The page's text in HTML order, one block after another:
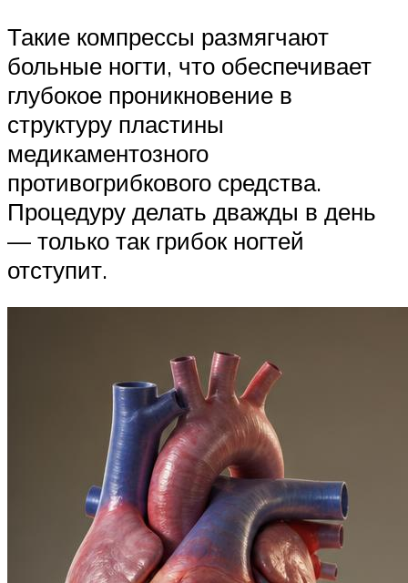
Такие компрессы размягчают
больные ногти, что обеспечивает
глубокое проникновение в
структуру пластины
медикаментозного
противогрибкового средства.
Процедуру делать дважды в день
— только так грибок ногтей
отступит.